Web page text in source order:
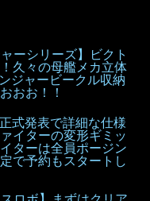
ーシリーズ】ビクト
久々の母艦メカ立体
ジャービークル収納
おお！！
式発表で詳細な仕様
イターの変形ギミッ
ターは全員ポージン
で予約もスタートし